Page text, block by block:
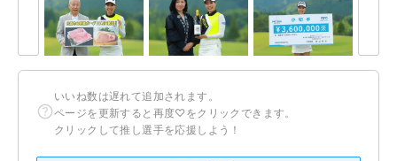
いいね数は遅れて追加されます。
ページを更新すると再度♡をクリックできます。
クリックして推し選手を応援しよう！